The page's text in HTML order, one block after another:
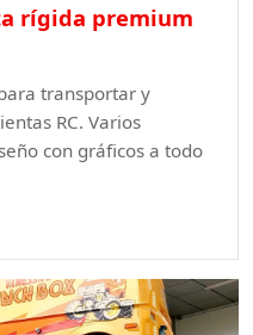
rígida premium
transportar y
RC. Varios
con gráficos a todo